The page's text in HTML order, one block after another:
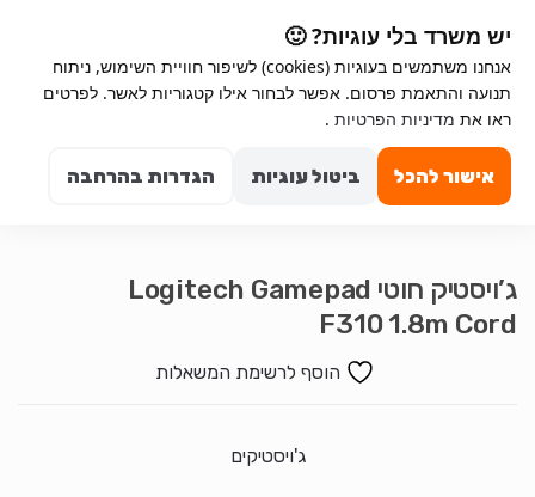
יש משרד בלי עוגיות? 🙂
אנחנו משתמשים בעוגיות (cookies) לשיפור חוויית השימוש, ניתוח
תנועה והתאמת פרסום. אפשר לבחור אילו קטגוריות לאשר. לפרטים
ראו את מדיניות הפרטיות .
אישור להכל ביטול עוגיות הגדרות בהרחבה
navigation
content
Search for:
ג’ויסטיק חוטי Logitech Gamepad
F310 1.8m Cord
הוסף לרשימת המשאלות
ג'ויסטיקים